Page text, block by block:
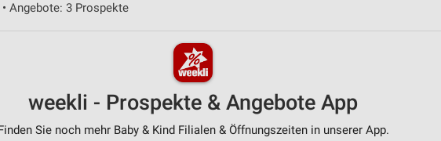
Angebote: 3 Prospekte
weekli - Prospekte & Angebote App
Sie noch mehr Baby & Kind Filialen & Öffnungszeiten in unserer App.